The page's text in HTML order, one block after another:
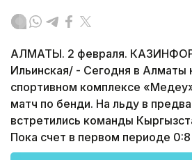
АЛМАТЫ. 2 февраля.
Ильинская/ - Сегодня в Алматы
спортивном комплексе
матч по бенди. На льду в
встретились команды
Пока счет в первом периоде 0:8